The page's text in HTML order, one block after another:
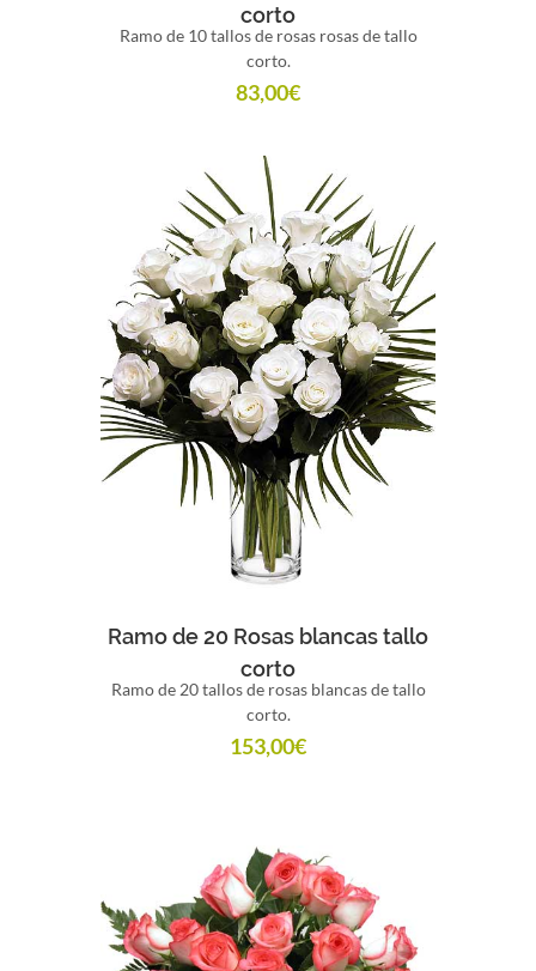
corto
Ramo de 10 tallos de rosas rosas de tallo
corto.
83,00€
Comprar
Ramo de 20 Rosas blancas tallo
corto
Ramo de 20 tallos de rosas blancas de tallo
corto.
153,00€